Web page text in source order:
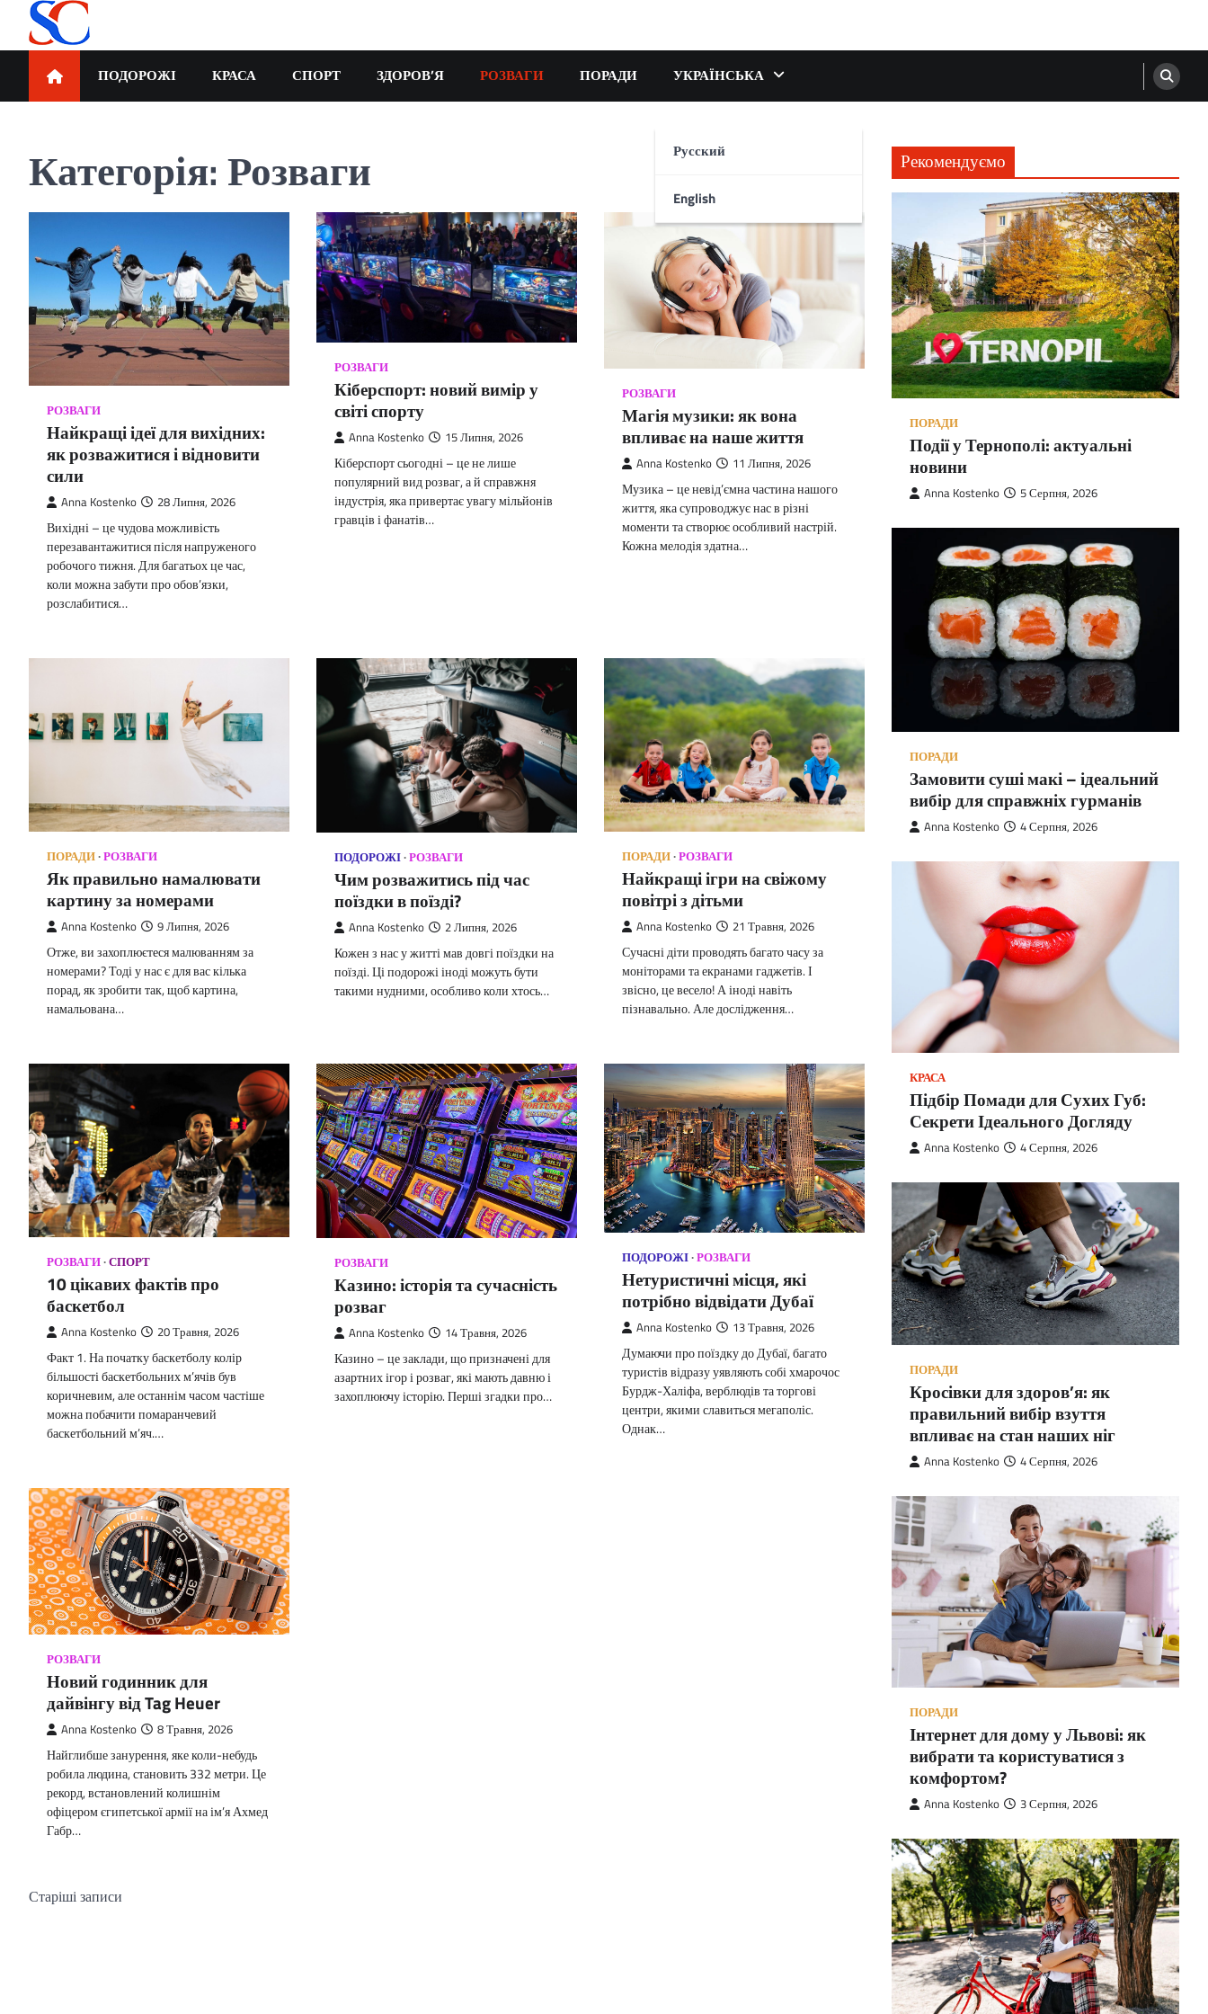
Перейти
вмісту SortCode
ПОДОРОЖІ КРАСА СПОРТ ЗДОРОВ’Я РОЗВАГИ ПОРАДИ УКРАЇНСЬКА
Русский
English
Категорія:Розваги
РОЗВАГИ
Найкращі ідеї для вихідних:
як розважитися і відновити
сили
Anna Kostenko 28 Липня, 2026
Вихідні – це чудова можливість
перезавантажитися після напруженого
робочого тижня. Для багатьох це час,
коли можна забути про обов’язки,
розслабитися…
РОЗВАГИ
Кіберспорт: новий вимір у
світі спорту
Anna Kostenko 15 Липня, 2026
Кіберспорт сьогодні – це не лише
популярний вид розваг, а й справжня
індустрія, яка привертає увагу мільйонів
гравців і фанатів…
РОЗВАГИ
Магія музики: як вона
впливає на наше життя
Anna Kostenko 11 Липня, 2026
Музика – це невід’ємна частина нашого
життя, яка супроводжує нас в різні
моменти та створює особливий настрій.
Кожна мелодія здатна…
ПОРАДИ РОЗВАГИ
Як правильно намалювати
картину за номерами
Anna Kostenko 9 Липня, 2026
Отже, ви захоплюєтеся малюванням за
номерами? Тоді у нас є для вас кілька
порад, як зробити так, щоб картина,
намальована…
ПОДОРОЖІ РОЗВАГИ
Чим розважитись під час
поїздки в поїзді?
Anna Kostenko 2 Липня, 2026
Кожен з нас у житті мав довгі поїздки на
поїзді. Ці подорожі іноді можуть бути
такими нудними, особливо коли хтось…
ПОРАДИ РОЗВАГИ
Найкращі ігри на свіжому
повітрі з дітьми
Anna Kostenko 21 Травня, 2026
Сучасні діти проводять багато часу за
моніторами та екранами гаджетів. І
звісно, ​​це весело! А іноді навіть
пізнавально. Але дослідження…
РОЗВАГИ СПОРТ
10 цікавих фактів про
баскетбол
Anna Kostenko 20 Травня, 2026
Факт 1. На початку баскетболу колір
більшості баскетбольних м’ячів був
коричневим, але останнім часом частіше
можна побачити помаранчевий
баскетбольний м’яч.…
РОЗВАГИ
Казино: історія та сучасність
розваг
Anna Kostenko 14 Травня, 2026
Казино – це заклади, що призначені для
азартних ігор і розваг, які мають давню і
захоплюючу історію. Перші згадки про…
ПОДОРОЖІ РОЗВАГИ
Нетуристичні місця, які
потрібно відвідати Дубаї
Anna Kostenko 13 Травня, 2026
Думаючи про поїздку до Дубаї, багато
туристів відразу уявляють собі хмарочос
Бурдж-Халіфа, верблюдів та торгові
центри, якими славиться мегаполіс.
Однак…
РОЗВАГИ
Новий годинник для
дайвінгу від Tag Heuer
Anna Kostenko 8 Травня, 2026
Найглибше занурення, яке коли-небудь
робила людина, становить 332 метри. Це
рекорд, встановлений колишнім
офіцером єгипетської армії на ім’я Ахмед
Габр…
Навігація
Старіші записи
Рекомендуємо
ПОРАДИ
Події у Тернополі: актуальні
новини
Anna Kostenko 5 Серпня, 2026
ПОРАДИ
Замовити суші макі – ідеальний
вибір для справжніх гурманів
Anna Kostenko 4 Серпня, 2026
КРАСА
Підбір Помади для Сухих Губ:
Секрети Ідеального Догляду
Anna Kostenko 4 Серпня, 2026
ПОРАДИ
Кросівки для здоров’я: як
правильний вибір взуття
впливає на стан наших ніг
Anna Kostenko 4 Серпня, 2026
ПОРАДИ
Інтернет для дому у Львові: як
вибрати та користуватися з
комфортом?
Anna Kostenko 3 Серпня, 2026